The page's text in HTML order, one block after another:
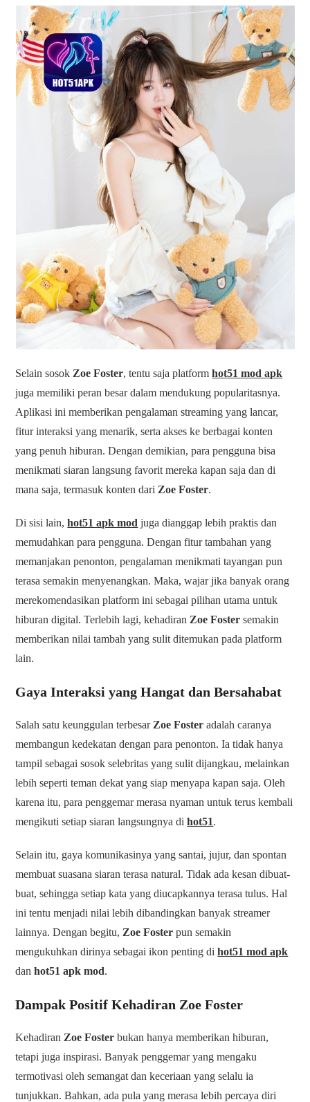
Selain sosok Zoe Foster, tentu saja platformhot51 mod apk
juga memiliki peran besar dalam mendukung popularitasnya.
Aplikasi ini memberikan pengalaman streaming yang lancar,
fitur interaksi yang menarik, serta akses ke berbagai konten
yang penuh hiburan. Dengan demikian, para pengguna bisa
menikmati siaran langsung favorit mereka kapan saja dan di
mana saja, termasuk konten dari Zoe Foster.
Di sisi lain,hot51 apk mod juga dianggap lebih praktis dan
memudahkan para pengguna. Dengan fitur tambahan yang
memanjakan penonton, pengalaman menikmati tayangan pun
terasa semakin menyenangkan. Maka, wajar jika banyak orang
merekomendasikan platform ini sebagai pilihan utama untuk
hiburan digital. Terlebih lagi, kehadiran Zoe Foster semakin
memberikan nilai tambah yang sulit ditemukan pada platform
lain.
Gaya Interaksi yang Hangat dan Bersahabat
Salah satu keunggulan terbesar Zoe Foster adalah caranya
membangun kedekatan dengan para penonton. Ia tidak hanya
tampil sebagai sosok selebritas yang sulit dijangkau, melainkan
lebih seperti teman dekat yang siap menyapa kapan saja. Oleh
karena itu, para penggemar merasa nyaman untuk terus kembali
mengikuti setiap siaran langsungnya dihot51.
Selain itu, gaya komunikasinya yang santai, jujur, dan spontan
membuat suasana siaran terasa natural. Tidak ada kesan dibuat-
buat, sehingga setiap kata yang diucapkannya terasa tulus. Hal
ini tentu menjadi nilai lebih dibandingkan banyak streamer
lainnya. Dengan begitu, Zoe Foster pun semakin
mengukuhkan dirinya sebagai ikon penting dihot51 mod apk
danhot51 apk mod.
Dampak Positif Kehadiran Zoe Foster
Kehadiran Zoe Foster bukan hanya memberikan hiburan,
tetapi juga inspirasi. Banyak penggemar yang mengaku
termotivasi oleh semangat dan keceriaan yang selalu ia
tunjukkan. Bahkan, ada pula yang merasa lebih percaya diri